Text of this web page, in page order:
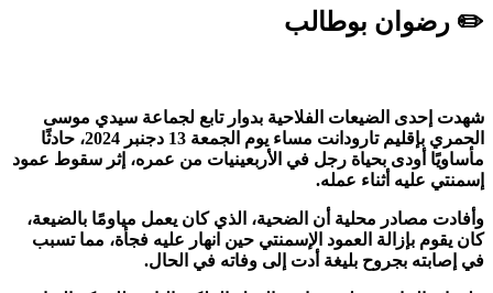
✏️ رضوان بوطالب
شهدت إحدى الضيعات الفلاحية بدوار تابع لجماعة سيدي موسى
الحمري بإقليم تارودانت مساء يوم الجمعة 13 دجنبر 2024، حادثًا
مأساويًا أودى بحياة رجل في الأربعينيات من عمره، إثر سقوط عمود
إسمنتي عليه أثناء عمله.
وأفادت مصادر محلية أن الضحية، الذي كان يعمل مياومًا بالضيعة،
كان يقوم بإزالة العمود الإسمنتي حين انهار عليه فجأة، مما تسبب
في إصابته بجروح بليغة أدت إلى وفاته في الحال.